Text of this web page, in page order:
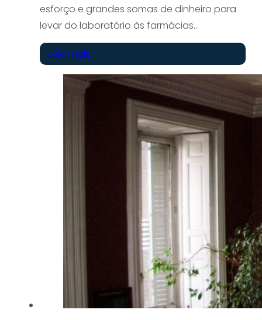
esforço e grandes somas de dinheiro para
levar do laboratório às farmácias…
Leia mais